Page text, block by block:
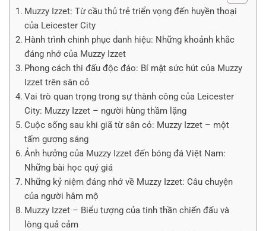
Muzzy Izzet: Từ cầu thủ trẻ triển vọng đến huyền thoại
của Leicester City
Hành trình chinh phục danh hiệu: Những khoảnh khắc
đáng nhớ của Muzzy Izzet
Phong cách thi đấu độc đáo: Bí mật sức hút của Muzzy
Izzet trên sân cỏ
Vai trò quan trọng trong sự thành công của Leicester
City: Muzzy Izzet – người hùng thầm lặng
Cuộc sống sau khi giã từ sân cỏ: Muzzy Izzet – một
tấm gương sáng
Ảnh hưởng của Muzzy Izzet đến bóng đá Việt Nam:
Những bài học quý giá
Những kỷ niệm đáng nhớ về Muzzy Izzet: Câu chuyện
của người hâm mộ
Muzzy Izzet – Biểu tượng của tinh thần chiến đấu và
lòng quả cảm